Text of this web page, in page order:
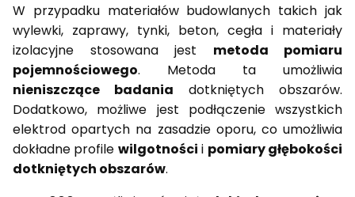
W przypadku materiałów budowlanych takich jak
wylewki, zaprawy, tynki, beton, cegła i materiały
izolacyjne stosowana jest metoda pomiaru
pojemnościowego. Metoda ta umożliwia
nieniszczące badania dotkniętych obszarów.
Dodatkowo, możliwe jest podłączenie wszystkich
elektrod opartych na zasadzie oporu, co umożliwia
dokładne profile wilgotności i pomiary głębokości
dotkniętych obszarów.